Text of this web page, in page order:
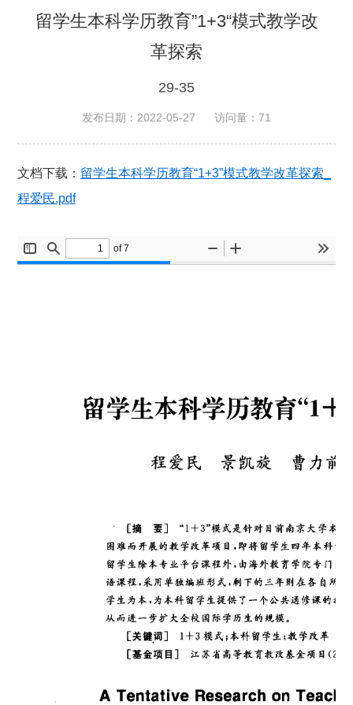
留学生本科学历教育”1+3“模式教学改
革探索
29-35
发布日期：2022-05-27 访问量： 71
文档下载： 留学生本科学历教育“1+3”模式教学改革探索_
程爱民.pdf